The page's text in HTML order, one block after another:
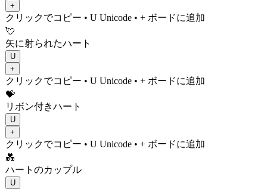
+
クリックでコピー • U Unicode • + ボードに追加
💘
矢に射られたハート
U
+
クリックでコピー • U Unicode • + ボードに追加
💝
リボン付きハート
U
+
クリックでコピー • U Unicode • + ボードに追加
💑
ハートのカップル
U